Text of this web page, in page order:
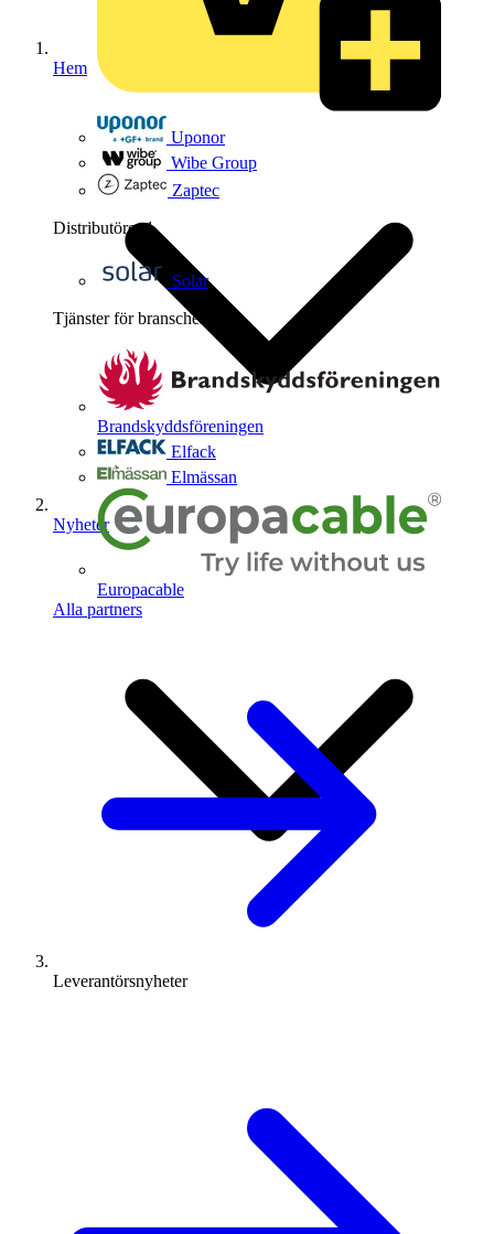
Uponor
Wibe Group
Zaptec
Distributörer 1
Solar
Tjänster för branschen
Brandskyddsföreningen
Elfack
Elmässan
Europacable
Alla partners
Hem
Nyheter
Leverantörsnyheter